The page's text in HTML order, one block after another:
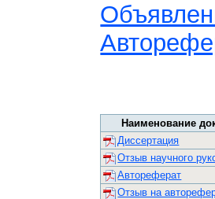
Наименование
Диссертация
Отзыв научного
Автореферат
Отзыв на